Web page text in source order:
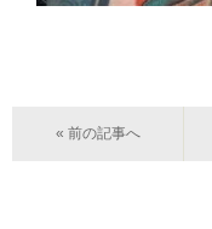
« 前の記事へ